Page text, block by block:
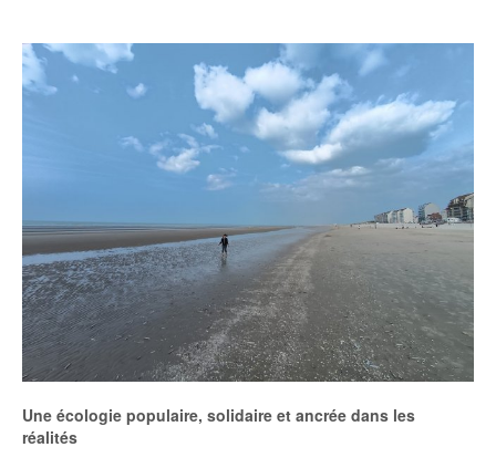
Une écologie populaire, solidaire et ancrée dans les
réalités